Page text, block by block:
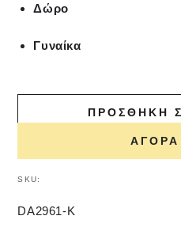
Δώρο
Γυναίκα
ΠΡΟΣΘΉΚΗ
SKU:
DA2961-K